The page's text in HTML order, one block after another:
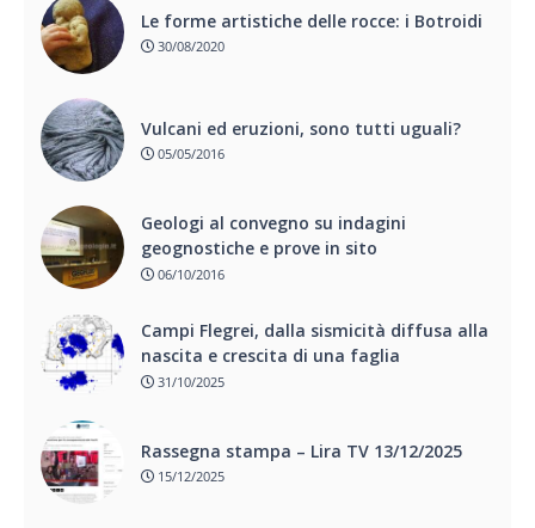
Le forme artistiche delle rocce: i Botroidi
30/08/2020
Vulcani ed eruzioni, sono tutti uguali?
05/05/2016
Geologi al convegno su indagini
geognostiche e prove in sito
06/10/2016
Campi Flegrei, dalla sismicità diffusa alla
nascita e crescita di una faglia
31/10/2025
Rassegna stampa – Lira TV 13/12/2025
15/12/2025